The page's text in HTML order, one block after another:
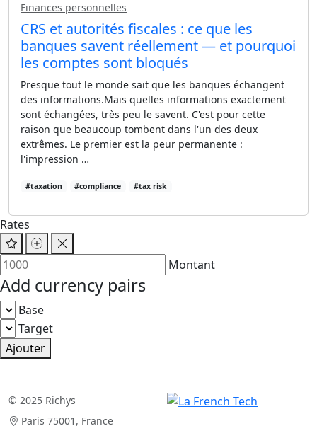
Finances personnelles
CRS et autorités fiscales : ce que les
banques savent réellement — et pourquoi
les comptes sont bloqués
Presque tout le monde sait que les banques échangent
des informations.Mais quelles informations exactement
sont échangées, très peu le savent. C'est pour cette
raison que beaucoup tombent dans l'un des deux
extrêmes. Le premier est la peur permanente :
l'impression …
#taxation #compliance #tax risk
Rates
Montant
Add currency pairs
Base
Target
Ajouter
© 2025 Richys
Paris 75001, France